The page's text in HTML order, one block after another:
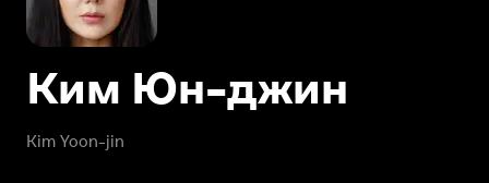
Kim Yoon-jin
Ким Юн-джин